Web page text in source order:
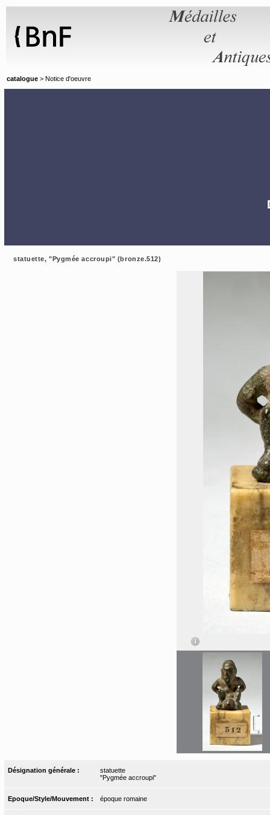
catalogue > Notice d'oeuvre
statuette, "Pygmée accroupi" (bronze.512)
Désignation générale :
statuette
"Pygmée accroupi"
Epoque/Style/Mouvement : époque romaine